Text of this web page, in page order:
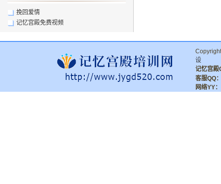
挽回爱情
记忆宫殿免费视频
设
记忆宫
客服QQ
网络YY